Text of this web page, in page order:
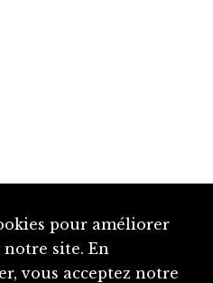
pour améliorer
site. En
vous acceptez notre